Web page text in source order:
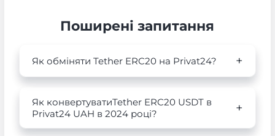
Поширені запитання
Як обміняти Tether ERC20 на Privat24?
Як конвертуватиTether ERC20 USDT в
Privat24 UAH в 2024 році?